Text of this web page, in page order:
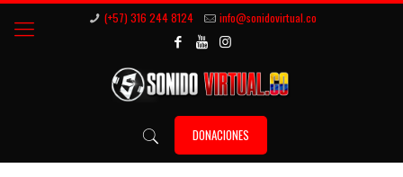
(+57) 316 244 8124 info@sonidovirtual.co
DONACIONES